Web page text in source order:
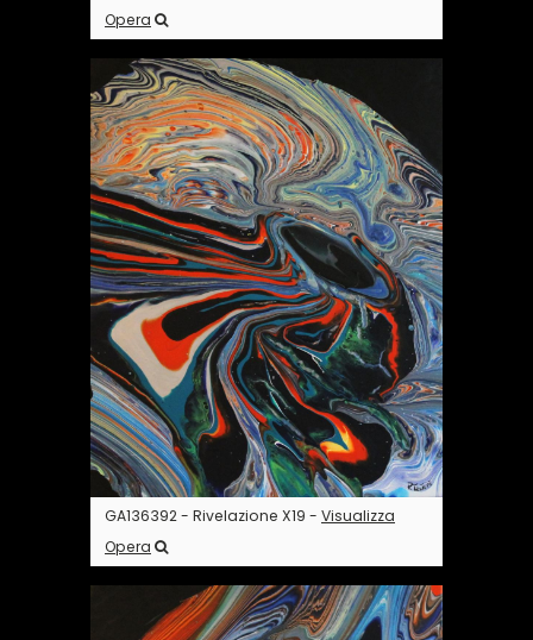
Opera
GA136392 - Rivelazione X19 - Visualizza
Opera